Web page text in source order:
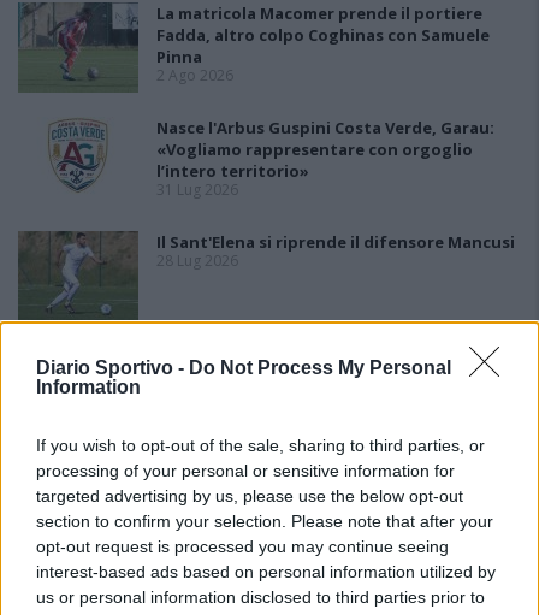
Diario Sportivo - Do Not Process My Personal
Information
If you wish to opt-out of the sale, sharing to third parties, or
processing of your personal or sensitive information for
targeted advertising by us, please use the below opt-out
section to confirm your selection. Please note that after your
opt-out request is processed you may continue seeing
interest-based ads based on personal information utilized by
us or personal information disclosed to third parties prior to
La matricola Macomer prende il portiere
Fadda, altro colpo Coghinas con Samuele
Pinna
2 Ago 2026
Nasce l'Arbus Guspini Costa Verde, Garau:
«Vogliamo rappresentare con orgoglio
l’intero territorio»
31 Lug 2026
Il Sant'Elena si riprende il difensore Mancusi
28 Lug 2026
Al Castiadas tornano Caboni e Melis, l'Uta
Calcio prende anche Atzori e Siddu